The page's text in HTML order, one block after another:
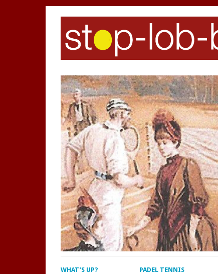
WHAT’S UP? PADEL TENNIS